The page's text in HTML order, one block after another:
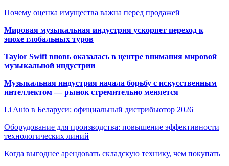
Почему оценка имущества важна перед продажей
Мировая музыкальная индустрия ускоряет переход к
эпохе глобальных туров
Taylor Swift вновь оказалась в центре внимания мировой
музыкальной индустрии
Музыкальная индустрия начала борьбу с искусственным
интеллектом — рынок стремительно меняется
Li Auto в Беларуси: официальный дистрибьютор 2026
Оборудование для производства: повышение эффективности
технологических линий
Когда выгоднее арендовать складскую технику, чем покупать